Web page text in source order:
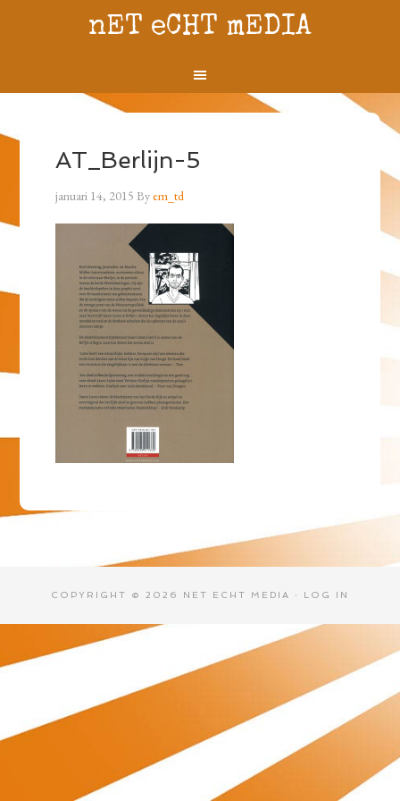
nET eCHT mEDIA
AT_Berlijn-5
januari 14, 2015 Byem_td
COPYRIGHT © 2026 NET ECHT MEDIA · LOG IN